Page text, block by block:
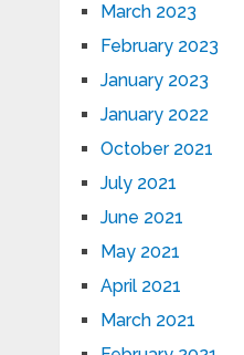
March 2023
February 2023
January 2023
January 2022
October 2021
July 2021
June 2021
May 2021
April 2021
March 2021